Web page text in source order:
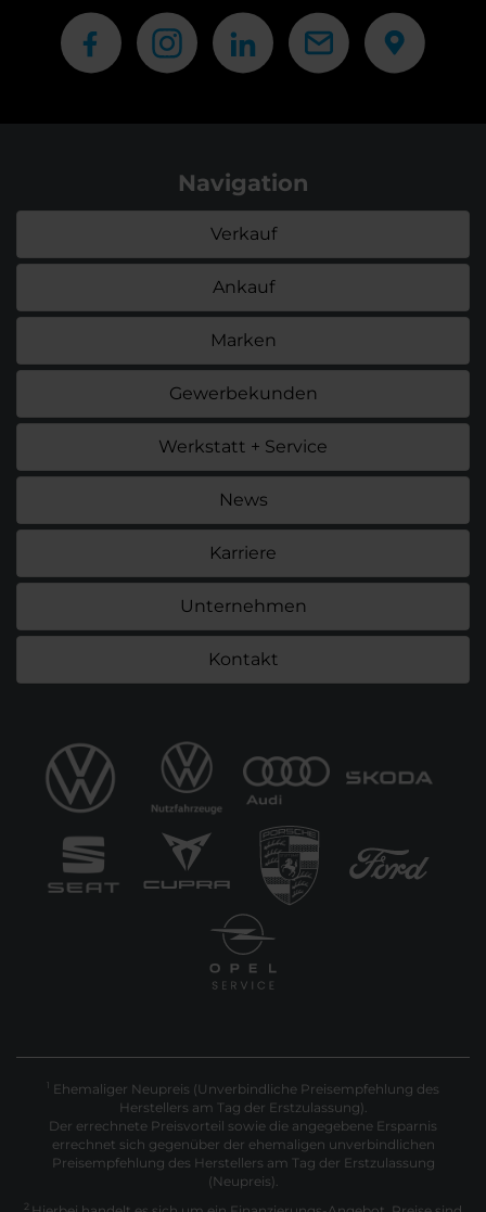
Navigation
Verkauf
Ankauf
Marken
Gewerbekunden
Werkstatt + Service
News
Karriere
Unternehmen
Kontakt
Ehemaliger Neupreis (Unverbindliche Preisempfehlung des
Herstellers am Tag der Erstzulassung).
Der errechnete Preisvorteil sowie die angegebene Ersparnis
errechnet sich gegenüber der ehemaligen unverbindlichen
Preisempfehlung des Herstellers am Tag der Erstzulassung
(Neupreis).
2